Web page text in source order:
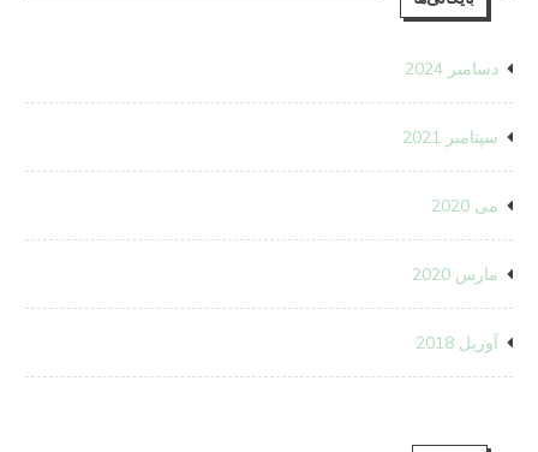
دسامبر 2024
سپتامبر 2021
می 2020
مارس 2020
آوریل 2018